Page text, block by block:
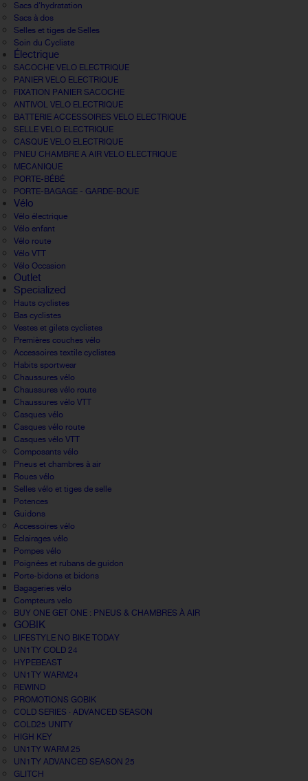
Sacs d'hydratation
Sacs à dos
Selles et tiges de Selles
Soin du Cycliste
Électrique
SACOCHE VELO ELECTRIQUE
PANIER VELO ELECTRIQUE
FIXATION PANIER SACOCHE
ANTIVOL VELO ELECTRIQUE
BATTERIE ACCESSOIRES VELO ELECTRIQUE
SELLE VELO ELECTRIQUE
CASQUE VELO ELECTRIQUE
PNEU CHAMBRE A AIR VELO ELECTRIQUE
MECANIQUE
PORTE-BÉBÉ
PORTE-BAGAGE - GARDE-BOUE
Vélo
Vélo électrique
Vélo enfant
Vélo route
Vélo VTT
Vélo Occasion
Outlet
Specialized
Hauts cyclistes
Bas cyclistes
Vestes et gilets cyclistes
Premières couches vélo
Accessoires textile cyclistes
Habits sportwear
Chaussures vélo
Chaussures vélo route
Chaussures vélo VTT
Casques vélo
Casques vélo route
Casques vélo VTT
Composants vélo
Pneus et chambres à air
Roues vélo
Selles vélo et tiges de selle
Potences
Guidons
Accessoires vélo
Eclairages vélo
Pompes vélo
Poignées et rubans de guidon
Porte-bidons et bidons
Bagageries vélo
Compteurs velo
BUY ONE GET ONE : PNEUS & CHAMBRES À AIR
GOBIK
LIFESTYLE NO BIKE TODAY
UN1TY COLD 24
HYPEBEAST
UN1TY WARM24
REWIND
PROMOTIONS GOBIK
COLD SERIES · ADVANCED SEASON
COLD25 UNITY
HIGH KEY
UN1TY WARM 25
UN1TY ADVANCED SEASON 25
GLITCH